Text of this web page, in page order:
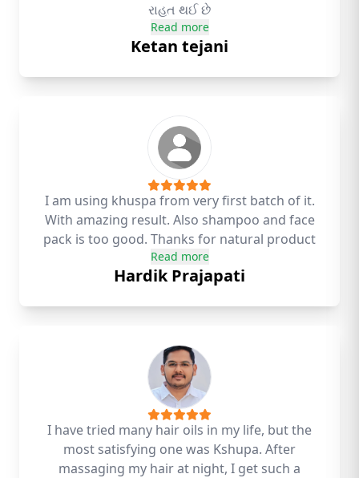
રાહત થઈ છે
Read more
Ketan tejani
I am using khuspa from very first batch of it.
With amazing result. Also shampoo and face
pack is too good. Thanks for natural product
Read more
Hardik Prajapati
I have tried many hair oils in my life, but the
most satisfying one was Kshupa. After
massaging my hair at night, I get such a